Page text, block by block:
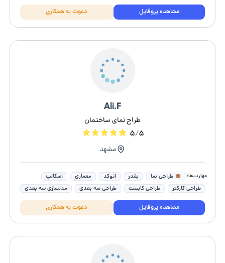
طراحی دکوراسیون داخلی
مشاوره مهندسی ساختمان و سازه
مشاهده پروفایل دعوت به همکاری
Ali.F
طراح نمای ساختمان
۵/۵
مشهد
مهارت‌ها: طراحی نما بلندر اتوکد معماری
اسکالپ
طراحی کارکتر
طراحی کابینت طراحی سه بعدی
مدلسازی سه بعدی
طراحی دکوراسیون داخلی
مشاهده پروفایل دعوت به همکاری